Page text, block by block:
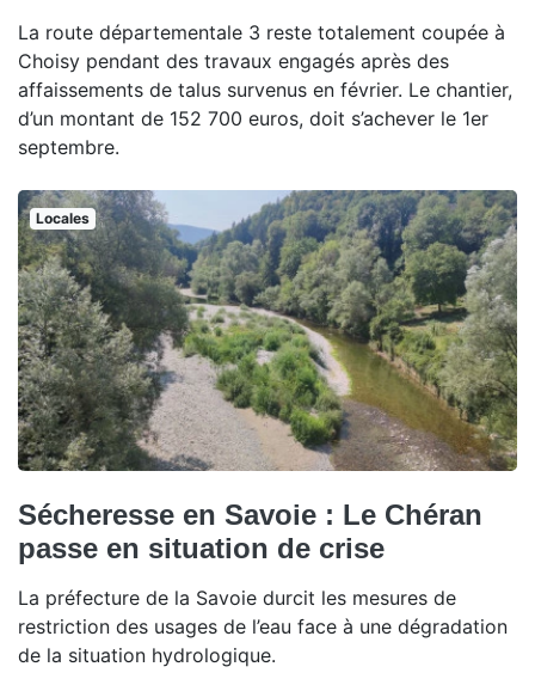
La route départementale 3 reste totalement coupée à
Choisy pendant des travaux engagés après des
affaissements de talus survenus en février. Le chantier,
d’un montant de 152 700 euros, doit s’achever le 1er
septembre.
Locales
Sécheresse en Savoie : Le Chéran
passe en situation de crise
La préfecture de la Savoie durcit les mesures de
restriction des usages de l’eau face à une dégradation
de la situation hydrologique.